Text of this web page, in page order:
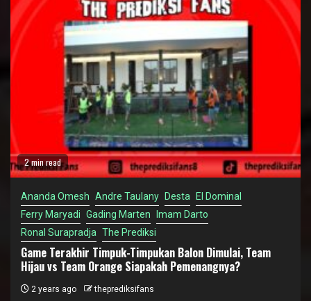
2 min read
Ananda Omesh Andre Taulany Desta El Dominal
Ferry Maryadi Gading Marten Imam Darto
Ronal Surapradja The Prediksi
Game Terakhir Timpuk-Timpukan Balon Dimulai, Team
Hijau vs Team Orange Siapakah Pemenangnya?
2 years ago theprediksifans